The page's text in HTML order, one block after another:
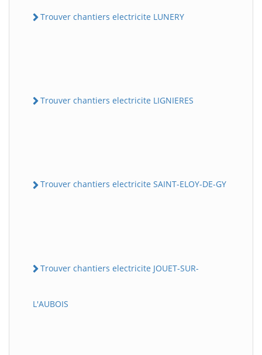
Trouver chantiers electricite LUNERY
Trouver chantiers electricite LIGNIERES
Trouver chantiers electricite SAINT-ELOY-DE-GY
Trouver chantiers electricite JOUET-SUR-
L'AUBOIS